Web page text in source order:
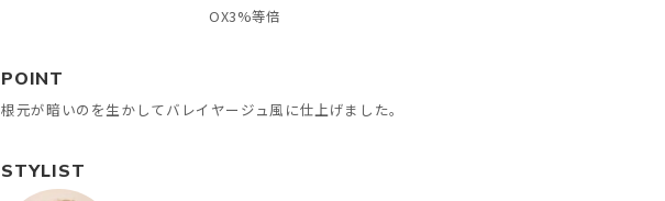
OX3%等倍
POINT
根元が暗いのを生かしてバレイヤージュ風に仕上げました。
STYLIST